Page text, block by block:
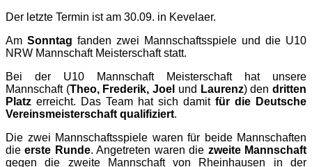
Der letzte Termin ist am 30.09. in Kevelaer.
Am Sonntag fanden zwei Mannschaftsspiele und die U10
NRW Mannschaft Meisterschaft statt.
Bei der U10 Mannschaft Meisterschaft hat unsere
Mannschaft (Theo, Frederik, Joel und Laurenz) dendritten
Platz erreicht. Das Team hat sich damit für die Deutsche
Vereinsmeisterschaft qualifiziert.
Die zwei Mannschaftsspiele waren für beide Mannschaften
dieerste Runde. Angetreten waren die zweite Mannschaft
gegen die zweite Mannschaft von Rheinhausen in der